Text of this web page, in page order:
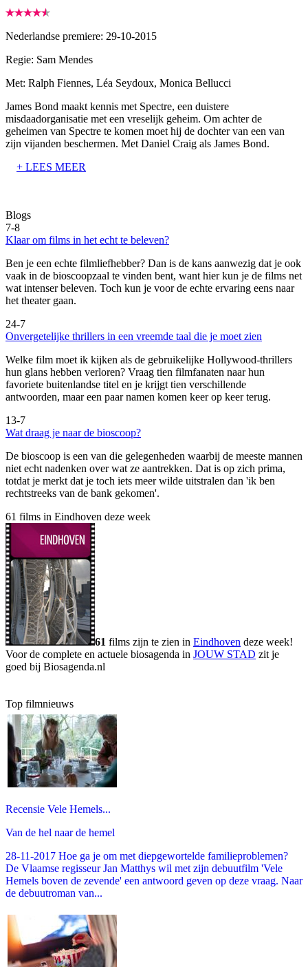
Nederlandse premiere: 29-10-2015
Regie: Sam Mendes
Met: Ralph Fiennes, Léa Seydoux, Monica Bellucci
James Bond maakt kennis met Spectre, een duistere
misdaadorganisatie met een vreselijk geheim. Om achter de
geheimen van Spectre te komen moet hij de dochter van een van
zijn vijanden beschermen. Met Daniel Craig als James Bond.
+ LEES MEER
Blogs
7-8
Klaar om films in het echt te beleven?
Ben je een echte filmliefhebber? Dan is de kans aanwezig dat je ook
vaak in de bioscoopzaal te vinden bent, want hier kun je de films net
wat intenser beleven. Toch kun je voor de echte ervaring eens naar
het theater gaan.
24-7
Onvergetelijke thrillers in een vreemde taal die je moet zien
Welke film moet ik kijken als de gebruikelijke Hollywood-thrillers
hun glans hebben verloren? Vraag tien filmfanaten naar hun
favoriete buitenlandse titel en je krijgt tien verschillende
antwoorden, maar een paar namen komen keer op keer terug.
13-7
Wat draag je naar de bioscoop?
De bioscoop is een van die gelegenheden waarbij de meeste mannen
niet echt nadenken over wat ze aantrekken. Dat is op zich prima,
totdat je merkt dat je toch iets meer wilde uitstralen dan 'ik ben
rechtstreeks van de bank gekomen'.
61 films in Eindhoven deze week
61 films zijn te zien in Eindhoven deze week!
Voor de complete en actuele biosagenda in JOUW STAD zit je
goed bij Biosagenda.nl
Top filmnieuws
Recensie Vele Hemels...
Van de hel naar de hemel
28-11-2017 Hoe ga je om met diepgewortelde familieproblemen?
De Vlaamse regisseur Jan Matthys wil met zijn debuutfilm 'Vele
Hemels boven de zevende' een antwoord geven op deze vraag. Naar
de debuutroman van...